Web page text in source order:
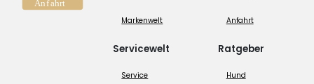
Markenwelt
Servicewelt
Service
Anfahrt
Ratgeber
Hund